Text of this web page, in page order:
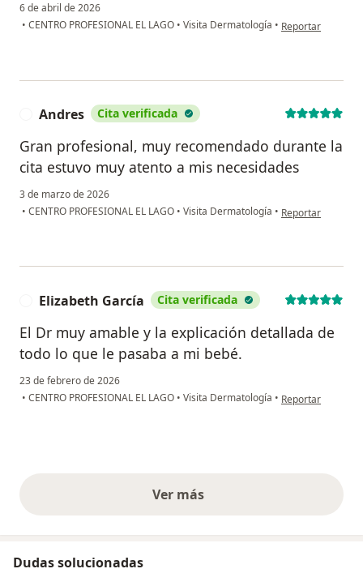
6 de abril de 2026
• CENTRO PROFESIONAL EL LAGO • Visita Dermatología • en opinión del
Reportar
Andres Cita verificada
Gran profesional, muy recomendado durante la
cita estuvo muy atento a mis necesidades
3 de marzo de 2026
• CENTRO PROFESIONAL EL LAGO • Visita Dermatología • en opinión del
Reportar
Elizabeth García Cita verificada
El Dr muy amable y la explicación detallada de
todo lo que le pasaba a mi bebé.
23 de febrero de 2026
• CENTRO PROFESIONAL EL LAGO • Visita Dermatología • en opinión del
Reportar
Ver másopiniones anteriores
Dudas solucionadas